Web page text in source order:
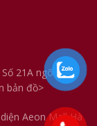
21A ngõ 158
bản đồ>
Aeon Mall Hà